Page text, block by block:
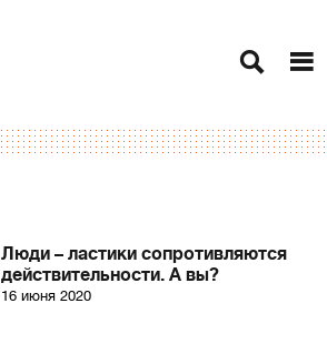
Люди – ластики сопротивляются
действительности. А вы?
16 июня 2020